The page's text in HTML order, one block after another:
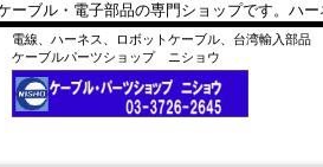
ーブル・電子部品の専門ショップです。ハ
電線、ハーネス、ロボットケーブル、台湾輸入部品
ケーブルパーツショップ ニショウ